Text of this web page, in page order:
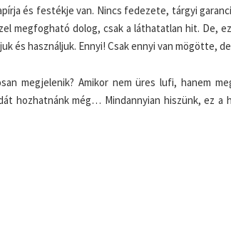
és festékje van. Nincs fedezete, tárgyi
megfogható dolog, csak a láthatatlan hit. De,
és használjuk. Ennyi! Csak ennyi van mögötte,
megjelenik? Amikor nem üres lufi, hanem
hozhatnánk még… Mindannyian hiszünk, ez a